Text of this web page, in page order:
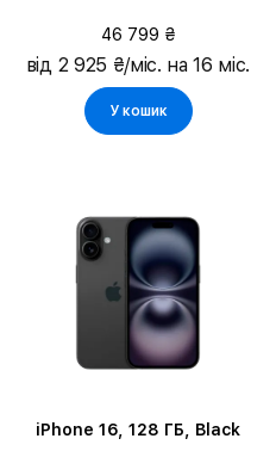
46 799 ₴
від 2 925 ₴/міс. на 16 міс.
У кошик
iPhone 16, 128 ГБ, Black